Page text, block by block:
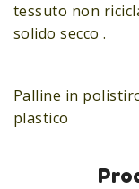
tessuto non
solido secco .
Palline in
plastico